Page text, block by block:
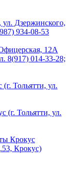
ул. Дзержинского,
934-08-53
12А
8(917) 014-33-28;
Тольятти, ул.
(г. Тольятти, ул.
Крокус
Крокус)